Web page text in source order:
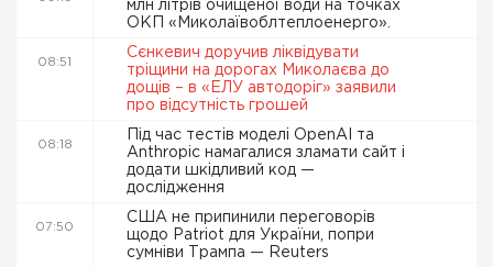
млн літрів очищеної води на точках
ОКП «Миколаївоблтеплоенерго».
08:51
Сєнкевич доручив ліквідувати
тріщини на дорогах Миколаєва до
дощів – в «ЕЛУ автодоріг» заявили
про відсутність грошей
08:18
Під час тестів моделі OpenAI та
Anthropic намагалися зламати сайт і
додати шкідливий код —
дослідження
07:50
США не припинили переговорів
щодо Patriot для України, попри
сумніви Трампа — Reuters